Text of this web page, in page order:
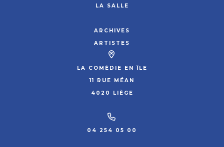
LA SALLE
ARCHIVES
ARTISTES
LA COMÉDIE EN ÎLE
11 RUE MÉAN
4020 LIÈGE
04 254 05 00